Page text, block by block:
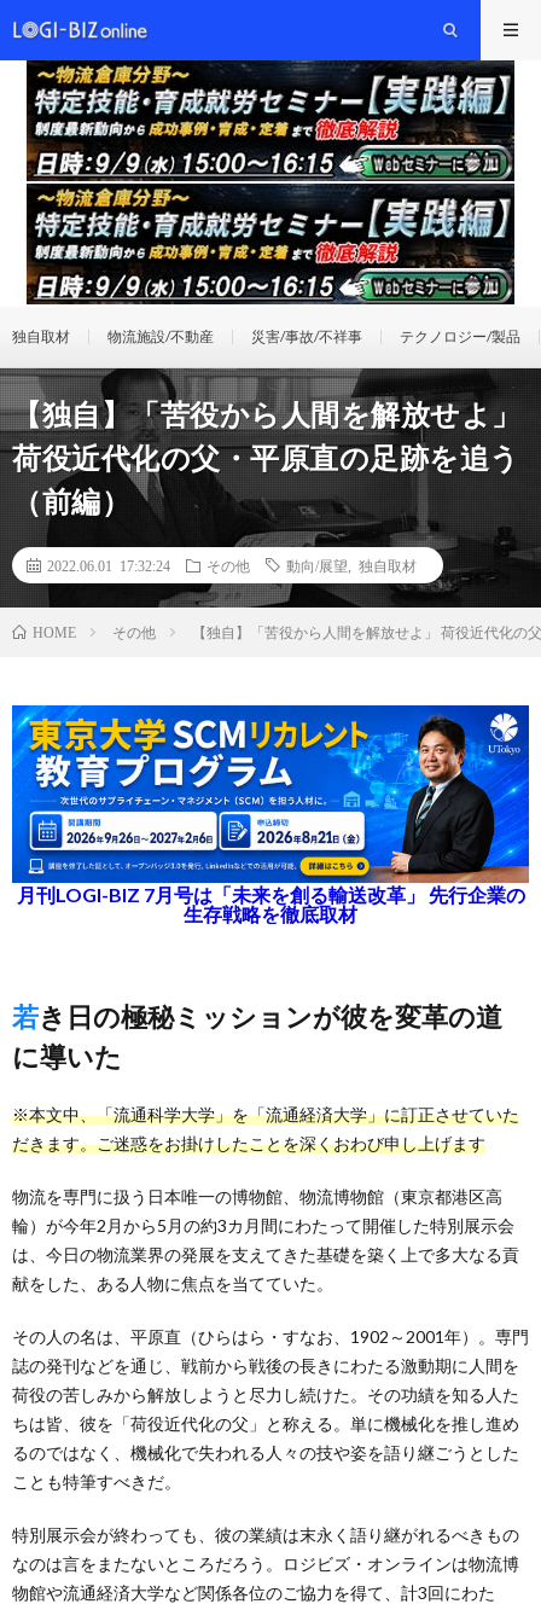
独自取材 物流施設/不動産 災害/事故/不祥事 テクノロジー/製品
【独自】「苦役から人間を解放せよ」
荷役近代化の父・平原直の足跡を追う
（前編）
2022.06.01 17:32:24 その他 動向/展望 独自取材
HOME その他 【独自】「苦役から人間を解放せよ」 荷役近代化の
月刊LOGI-BIZ 7月号は「未来を創る輸送改革」 先行企業の
生存戦略を徹底取材
若き日の極秘ミッションが彼を変革の道
に導いた
※本文中、「流通科学大学」を「流通経済大学」に訂正させていた
だきます。ご迷惑をお掛けしたことを深くおわび申し上げます
物流を専門に扱う日本唯一の博物館、物流博物館（東京都港区高
輪）が今年2月から5月の約3カ月間にわたって開催した特別展示会
は、今日の物流業界の発展を支えてきた基礎を築く上で多大なる貢
献をした、ある人物に焦点を当てていた。
その人の名は、平原直（ひらはら・すなお、1902～2001年）。専門
誌の発刊などを通じ、戦前から戦後の長きにわたる激動期に人間を
荷役の苦しみから解放しようと尽力し続けた。その功績を知る人た
ちは皆、彼を「荷役近代化の父」と称える。単に機械化を推し進め
るのではなく、機械化で失われる人々の技や姿を語り継ごうとした
ことも特筆すべきだ。
特別展示会が終わっても、彼の業績は末永く語り継がれるべきもの
なのは言をまたないところだろう。ロジビズ・オンラインは物流博
物館や流通経済大学など関係各位のご協力を得て、計3回にわた